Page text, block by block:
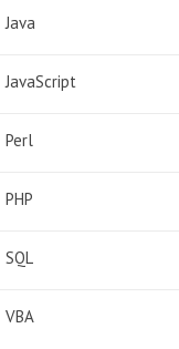
Java
JavaScript
Perl
PHP
SQL
VBA